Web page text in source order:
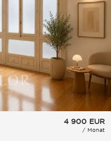
4 900 EUR
/ Monat